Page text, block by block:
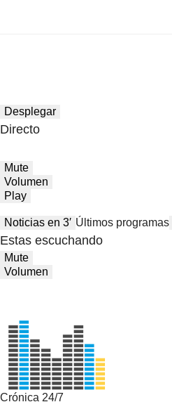
Desplegar
Directo
Mute
Volumen
Play
Noticias en 3′ Últimos programas
Estas escuchando
Mute
Volumen
Crónica 24/7